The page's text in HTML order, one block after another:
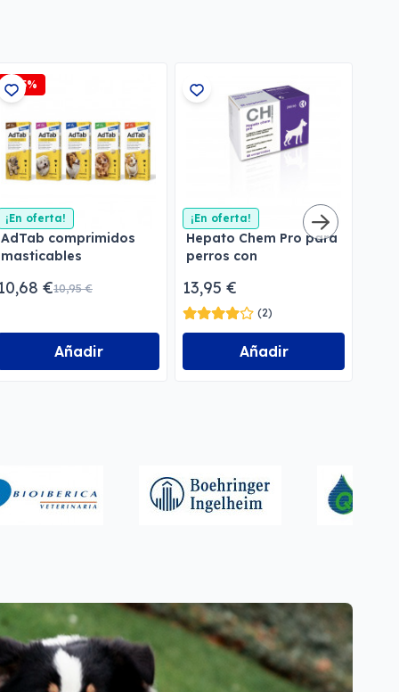
-2,5%
¡En oferta!
AdTab comprimidos
masticables
€10,95 €
Añadir
¡En oferta!
Hepato Chem Pro para
perros con
13,95 €
(2)
Añadir